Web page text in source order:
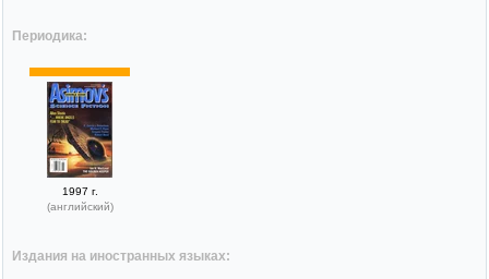
Периодика:
1997 г.
(английский)
Издания на иностранных языках: